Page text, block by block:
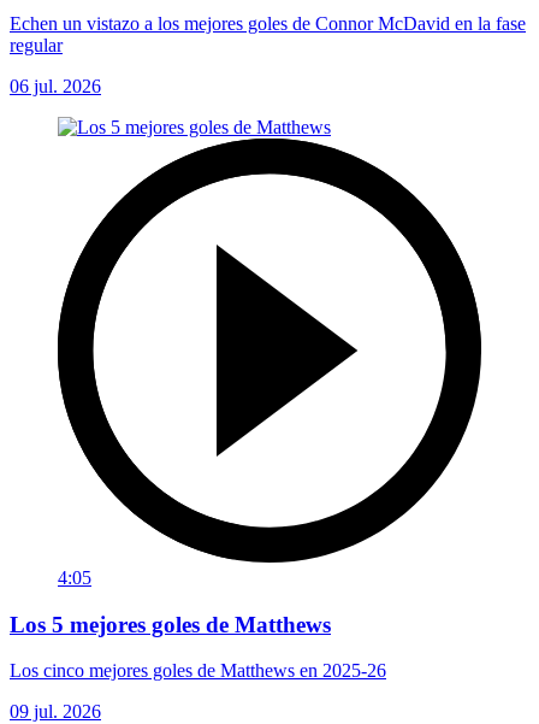
Echen un vistazo a los mejores goles de Connor McDavid en la fase
regular
06 jul. 2026
4:05
Los 5 mejores goles de Matthews
Los cinco mejores goles de Matthews en 2025-26
09 jul. 2026